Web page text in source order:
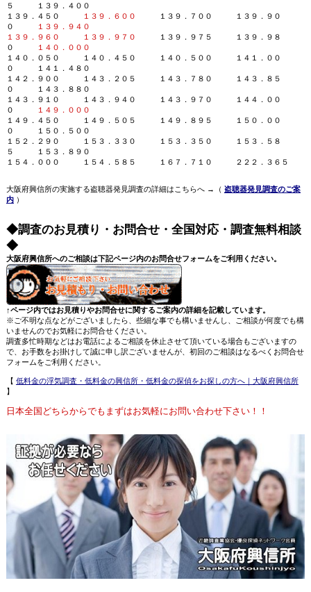
５ １３９．４００
１３９．４５０
１３９．６００
１３９．７００ １３９．９０
０
１３９．９４０
１３９．９６０
１３９．９７０
１３９．９７５ １３９．９８
０
１４０．０００
１４０．０５０ １４０．４５０ １４０．５００ １４１．００
０ １４１．４８０
１４２．９００ １４３．２０５ １４３．７８０ １４３．８５
０ １４３．８８０
１４３．９１０ １４３．９４０ １４３．９７０ １４４．００
０
１４９．０００
１４９．４５０ １４９．５０５ １４９．８９５ １５０．００
０ １５０．５００
１５２．２９０ １５３．３３０ １５３．３５０ １５３．５８
５ １５３．８９０
１５４．０００ １５４．５８５ １６７．７１０ ２２２．３６５
大阪府興信所の実施する盗聴器発見調査の詳細はこちらへ →（ 盗聴器発見調査のご案
内）
◆調査のお見積り・お問合せ・全国対応・調査無料相談
◆
大阪府興信所へのご相談は下記ページ内のお問合せフォームをご利用ください。
↑ページ内ではお見積りやお問合せに関するご案内の詳細を記載しています。
※ご不明な点などがございましたら、些細な事でも構いませんし、ご相談が何度でも構
いませんのでお気軽にお問合せください。
調査多忙時期などはお電話によるご相談を休止させて頂いている場合もございますの
で、お手数をお掛けして誠に申し訳ございませんが、初回のご相談はなるべくお問合せ
フォームをご利用ください。
【 低料金の浮気調査・低料金の興信所・低料金の探偵をお探しの方へ｜大阪府興信所
】
日本全国どちらからでもまずはお気軽にお問い合わせ下さい！！